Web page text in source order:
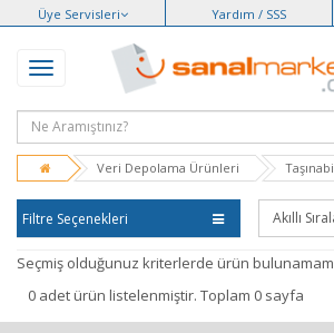
Üye Servisleri Yardım / SSS
Veri Depolama Ürünleri
Filtre Seçenekleri
Seçmiş olduğunuz kriterlerde ürün
0 adet ürün listelenmiştir. Toplam 0 sayfa